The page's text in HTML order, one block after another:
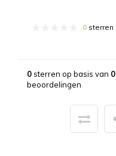
0 sterren
0sterren op basis van 0
beoordelingen